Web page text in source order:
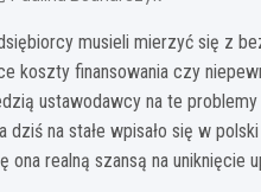
musieli mierzyć się z
koszty finansowania czy
ustawodawcy na te
dziś na stałe wpisało się w
ona realną szansą na uniknięcie